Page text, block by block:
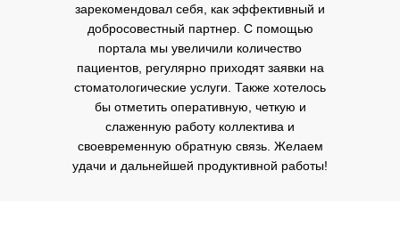
зарекомендовал себя, как эффективный и
добросовестный партнер. С помощью
портала мы увеличили количество
пациентов, регулярно приходят заявки на
стоматологические услуги. Также хотелось
бы отметить оперативную, четкую и
слаженную работу коллектива и
своевременную обратную связь. Желаем
удачи и дальнейшей продуктивной работы!